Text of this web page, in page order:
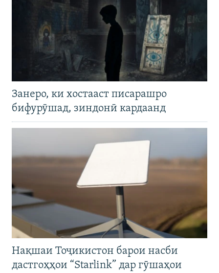
Занеро, ки хостааст писарашро
бифурӯшад, зиндонӣ кардаанд
Нақшаи Тоҷикистон барои насби
дастгоҳҳои “Starlink” дар гӯшаҳои